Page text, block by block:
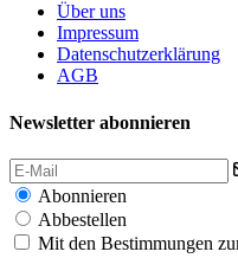
Über uns
Impressum
Datenschutzerklärung
AGB
Newsletter abonnieren
Abonnieren
Abbestellen
Mit den Bestimmungen